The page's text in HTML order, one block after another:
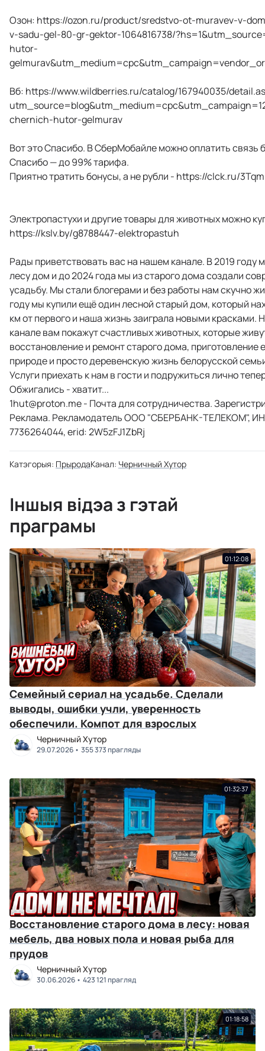
Озон: https://ozon.ru/product/sredstvo-ot-muravev-v-
v-sadu-gel-80-gr-gektor-1064816738/
hutor-
Вб: https://www.wildberries.ru/catalog/167940035/
chernich-hutor-gelmurav
Вот это Спасибо. В СберМобайле можно оплатить связь
Спасибо — до 99% тарифа.
Приятно тратить бонусы, а не рубли - https://clck.ru/
Электропастухи и другие товары для животных можно
https://kslv.by/g8788447-elektropastuh
Рады приветствовать вас на нашем канале. В 2019 году
лесу дом и до 2024 года мы из старого дома создали
усадьбу. Мы стали блогерами и без работы нам скучно
году мы купили ещё один лесной старый дом, который
км от первого и наша жизнь заиграла новыми красками.
канале вам покажут счастливых животных, которые
восстановление и ремонт старого дома, приготовление
природе и просто деревенскую жизнь белорусской
Услуги приехать к нам в гости и подружиться лично
1hut@proton.me- Почта для сотрудничества.
Реклама. Рекламодатель ООО "СБЕРБАНК-ТЕЛЕКОМ",
7736264044, erid: 2W5zFJ1ZbRj
Катэгорыя: ПрыродаКанал: Черничный Хутор
Іншыя відэа з гэтай
праграмы
01:12:08
Семейный сериал на усадьбе. Сделали
выводы, ошибки учли, уверенность
обеспечили. Компот для взрослых
Черничный Хутор
29.07.2026 355 373 прагляды
01:32:37
Восстановление старого дома в лесу: новая
мебель, два новых пола и новая рыба для
прудов
Черничный Хутор
30.06.2026 423 121 прагляд
01:18:58